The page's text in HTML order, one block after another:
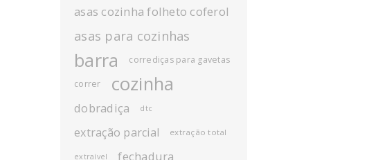
asas cozinha folheto coferol
asas para cozinhas
barra corrediças para gavetas
correr cozinha
dobradiça dtc
extração parcial extração total
extraível fechadura